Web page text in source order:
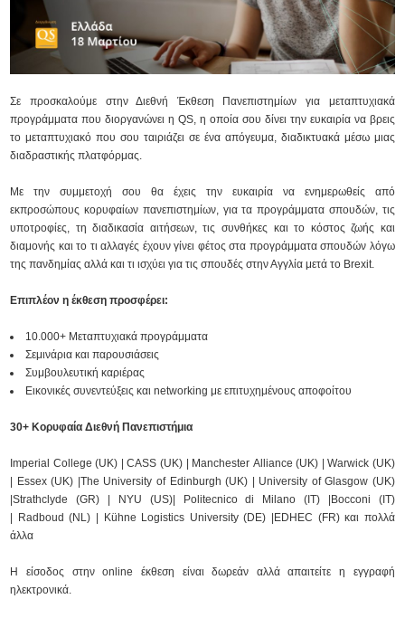
Σε προσκαλούμε στην Διεθνή Έκθεση Πανεπιστημίων για μεταπτυχιακά
προγράμματα που διοργανώνει η QS, η οποία σου δίνει την ευκαιρία να βρεις
το μεταπτυχιακό που σου ταιριάζει σε ένα απόγευμα, διαδικτυακά μέσω μιας
διαδραστικής πλατφόρμας.
Με την συμμετοχή σου θα έχεις την ευκαιρία να ενημερωθείς από
εκπροσώπους κορυφαίων πανεπιστημίων, για τα προγράμματα σπουδών, τις
υποτροφίες, τη διαδικασία αιτήσεων, τις συνθήκες και το κόστος ζωής και
διαμονής και το τι αλλαγές έχουν γίνει φέτος στα προγράμματα σπουδών λόγω
της πανδημίας αλλά και τι ισχύει για τις σπουδές στην Αγγλία μετά το Brexit.
Επιπλέον η έκθεση προσφέρει:
10.000+ Μεταπτυχιακά προγράμματα
Σεμινάρια και παρουσιάσεις
Συμβουλευτική καριέρας
Εικονικές συνεντεύξεις και networking με επιτυχημένους αποφοίτου
30+ Κορυφαία Διεθνή Πανεπιστήμια
Imperial College (UK) | CASS (UK) | Manchester Alliance (UK) | Warwick (UK)
| Essex (UK) |The University of Edinburgh (UK) | University of Glasgow (UK)
|Strathclyde (GR) | NYU (US)| Politecnico di Milano (IT) |Bocconi (IT)
| Radboud (NL) | Kühne Logistics University (DE) |EDHEC (FR) και πολλά
άλλα
Η είσοδος στην online έκθεση είναι δωρεάν αλλά απαιτείτε η εγγραφή
ηλεκτρονικά.